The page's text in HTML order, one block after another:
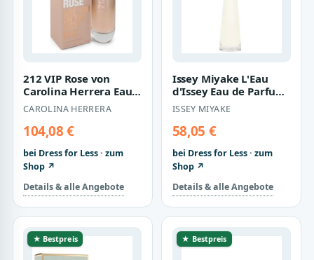
212 VIP Rose von
Carolina Herrera Eau
De Parfum Spray für
Damen
CAROLINA HERRERA
104,08 €
bei Dress for Less · zum
Shop ↗
Details & alle Angebote
Issey Miyake L'Eau
d'Issey Eau de Parfum
Nachfüllbarer Spray
für Damen…
ISSEY MIYAKE
58,05 €
bei Dress for Less · zum
Shop ↗
Details & alle Angebote
★ Bestpreis ★ Bestpreis